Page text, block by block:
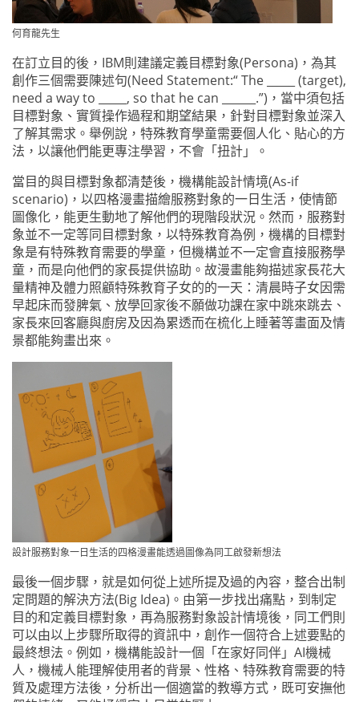
何育龍先生
在訂立目的後，IBM則建議定義目標對象(Persona)，為其
創作三個需要陳述句(Need Statement:“ The _____ (target),
need a way to _____, so that he can ______.”)，當中須包括
目標對象、實質操作過程和期望結果，針對目標對象並深入
了解其需求。舉例說，特殊教育學童需要個人化、貼心的方
法，以讓他們能更專注學習，不會「扭計」。
當目的與目標對象都清楚後，機構能設計情境(As-if
scenario)，以四格漫畫描繪服務對象的一日生活，使情節
圖像化，能更生動地了解他們的現階段狀況。然而，服務對
象並不一定等同目標對象，以特殊教育為例，機構的目標對
象是有特殊教育需要的學童，但機構並不一定會直接服務學
童，而是向他們的家長提供協助。故漫畫能夠描述家長花大
量精神及體力照顧特殊教育子女的的一天：清晨時子女因需
早起床而發脾氣、放學回家後不願做功課在家中跳來跳去、
家長來回客廳與廚房及因為累透而在梳化上睡著等畫面及情
景都能夠畫出來。
設計服務對象一日生活的四格漫畫能透過圖像為同工啟發新想法
最後一個步驟，就是如何從上述所提及過的內容，整合出制
定問題的解決方法(Big Idea)。由第一步找出痛點，到制定
目的和定義目標對象，再為服務對象設計情境後，同工們則
可以由以上步驟所取得的資訊中，創作一個符合上述要點的
最終想法。例如，機構能設計一個「在家好同伴」AI機械
人，機械人能理解使用者的背景、性格、特殊教育需要的特
質及處理方法後，分析出一個適當的教導方式，既可安撫他